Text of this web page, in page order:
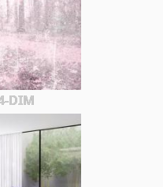
DIM